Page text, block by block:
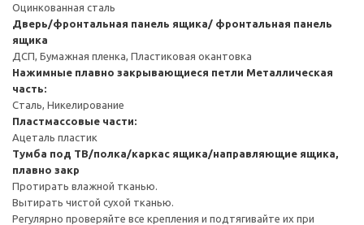
Оцинкованная сталь
Дверь/фронтальная панель ящика/ фронтальная панель
ящика
ДСП, Бумажная пленка, Пластиковая окантовка
Нажимные плавно закрывающиеся петли Металлическая
часть:
Сталь, Никелирование
Пластмассовые части:
Ацеталь пластик
Тумба под ТВ/полка/каркас ящика/направляющие ящика,
плавно закр
Протирать влажной тканью.
Вытирать чистой сухой тканью.
Регулярно проверяйте все крепления и подтягивайте их при